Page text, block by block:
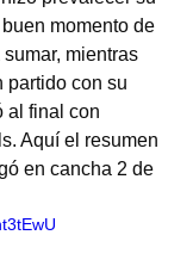
momento de
mientras
partido con su
al final con
Aquí el resumen
en cancha 2 de